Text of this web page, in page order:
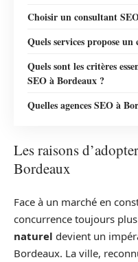
Choisir un consultant
Quels services propose
Quels sont les critères
SEO à Bordeaux ?
Quelles agences SEO à
Les raisons
Bordeaux
Face à un marché en
concurrence toujours
naturel devient un
Bordeaux. La ville,